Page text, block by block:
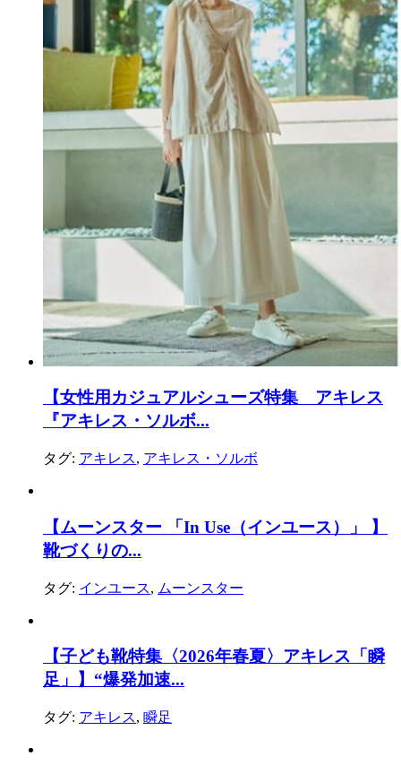
【女性用カジュアルシューズ特集 アキレス
『アキレス・ソルボ...
タグ: アキレス, アキレス・ソルボ
【ムーンスター 「In Use（インユース）」 】
靴づくりの...
タグ: インユース, ムーンスター
【子ども靴特集〈2026年春夏〉アキレス「瞬
足」】“爆発加速...
タグ: アキレス, 瞬足